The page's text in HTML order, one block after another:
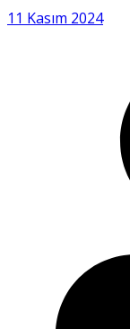
11 Kasım 2024